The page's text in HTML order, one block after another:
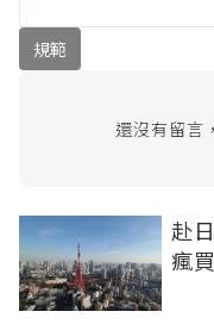
規範
還沒有留言
赴
瘋